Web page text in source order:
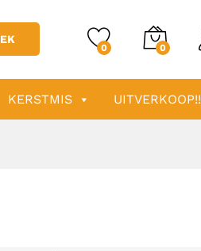
0 0
KERSTMIS UITVERKOOP!!